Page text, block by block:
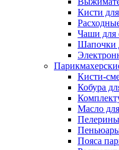
Кисти
Чаши для
Шапочки
Кисти-
Кобура
Масло
Пояса